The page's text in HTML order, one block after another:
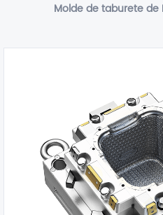
Molde de taburete de